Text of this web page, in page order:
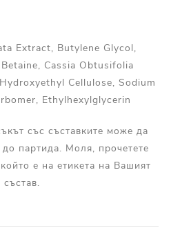
Extract, Butylene Glycol,
Cassia Obtusifolia
Cellulose, Sodium
Ethylhexylglycerin
със съставките може да
партида. Моля, прочетете
е на етикета на Вашият